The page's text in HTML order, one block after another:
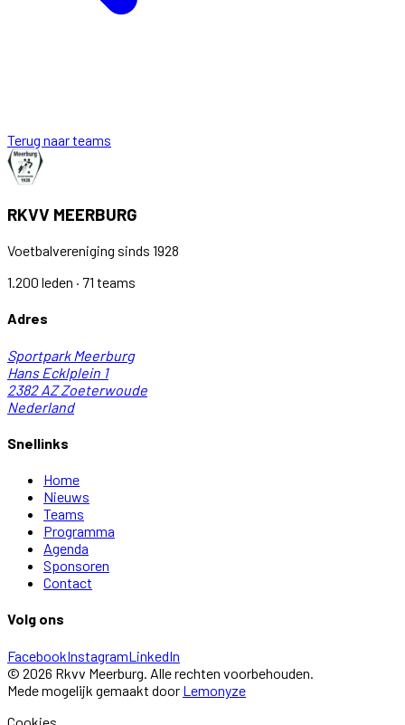
Terug naar teams
RKVV MEERBURG
Voetbalvereniging sinds 1928
1.200 leden · 71 teams
Adres
Sportpark Meerburg
Hans Ecklplein 1
2382 AZ Zoeterwoude
Nederland
Snellinks
Home
Nieuws
Teams
Programma
Agenda
Sponsoren
Contact
Volg ons
FacebookInstagramLinkedIn
© 2026 Rkvv Meerburg . Alle rechten voorbehouden.
Mede mogelijk gemaakt door Lemonyze